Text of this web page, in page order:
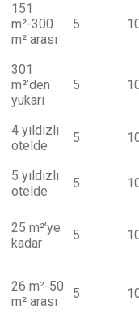
151
m²-300
m² arası
5
301
m²’den
yukarı
5
4 yıldızlı
otelde
5
5 yıldızlı
otelde
5
25 m²’ye
kadar
5
26 m²-50
m² arası
5